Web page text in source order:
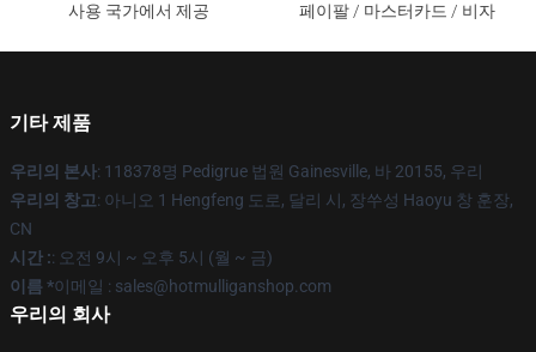
사용 국가에서 제공
페이팔 / 마스터카드 / 비자
기타 제품
우리의 본사: 118378명 Pedigrue 법원 Gainesville, 바 20155, 우리
우리의 창고: 아니오 1 Hengfeng 도로, 달리 시, 장쑤성 Haoyu 창 훈장,
CN
시간 :: 오전 9시 ~ 오후 5시 (월 ~ 금)
이름 *이메일 : sales@hotmulliganshop.com
우리의 회사